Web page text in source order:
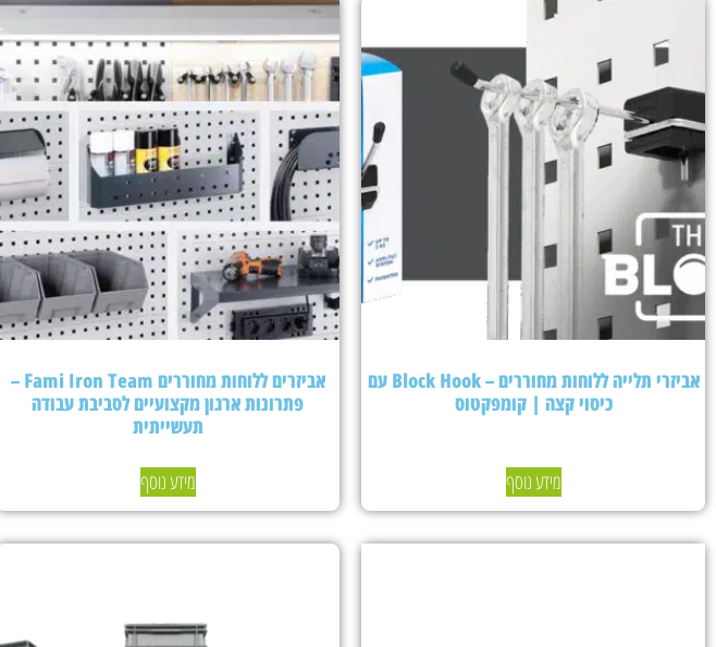
אביזרי תלייה ללוחות מחוררים – Block Hook עם
כיסוי קצה | קומפקטוס
מידע נוסף
אביזרים ללוחות מחוררים Fami Iron Team –
פתרונות ארגון מקצועיים לסביבת עבודה
תעשייתית
מידע נוסף